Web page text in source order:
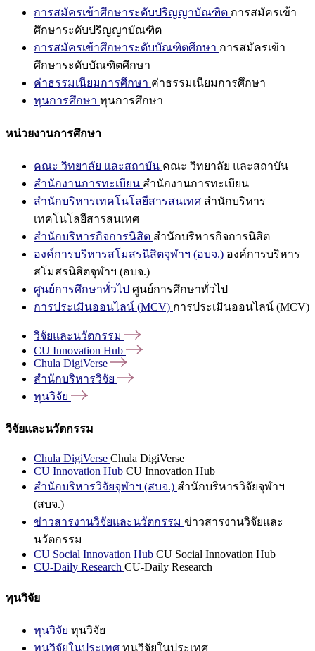
การสมัครเข้าศึกษาระดับปริญญาบัณฑิต การสมัครเข้า
ศึกษาระดับปริญญาบัณฑิต
การสมัครเข้าศึกษาระดับบัณฑิตศึกษา การสมัครเข้า
ศึกษาระดับบัณฑิตศึกษา
ค่าธรรมเนียมการศึกษา ค่าธรรมเนียมการศึกษา
ทุนการศึกษา ทุนการศึกษา
หน่วยงานการศึกษา
คณะ วิทยาลัย และสถาบัน คณะ วิทยาลัย และสถาบัน
สำนักงานการทะเบียน สำนักงานการทะเบียน
สำนักบริหารเทคโนโลยีสารสนเทศ สำนักบริหาร
เทคโนโลยีสารสนเทศ
สำนักบริหารกิจการนิสิต สำนักบริหารกิจการนิสิต
องค์การบริหารสโมสรนิสิตจุฬาฯ (อบจ.) องค์การบริหาร
สโมสรนิสิตจุฬาฯ (อบจ.)
ศูนย์การศึกษาทั่วไป ศูนย์การศึกษาทั่วไป
การประเมินออนไลน์ (MCV) การประเมินออนไลน์ (MCV)
วิจัยและนวัตกรรม
CU Innovation Hub
Chula DigiVerse
สำนักบริหารวิจัย
ทุนวิจัย
วิจัยและนวัตกรรม
Chula DigiVerse Chula DigiVerse
CU Innovation Hub CU Innovation Hub
สำนักบริหารวิจัยจุฬาฯ (สบจ.) สำนักบริหารวิจัยจุฬาฯ
(สบจ.)
ข่าวสารงานวิจัยและนวัตกรรม ข่าวสารงานวิจัยและ
นวัตกรรม
CU Social Innovation Hub CU Social Innovation Hub
CU-Daily Research CU-Daily Research
ทุนวิจัย
ทุนวิจัย ทุนวิจัย
ทุนวิจัยในประเทศ ทุนวิจัยในประเทศ